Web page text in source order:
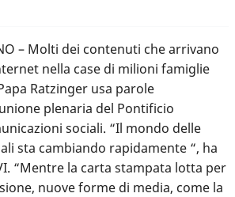
– Molti dei contenuti che arrivano
nella case di milioni famiglie
Ratzinger usa parole
plenaria del Pontificio
sociali. “Il mondo delle
sta cambiando rapidamente “, ha
“Mentre la carta stampata lotta per
nuove forme di media, come la